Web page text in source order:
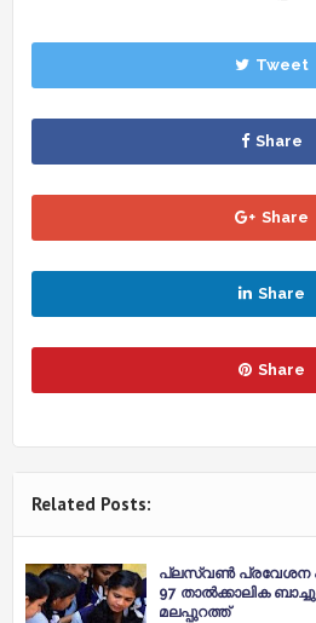
Tweet
Share
Share
Share
Share
Related Posts:
പ്ലസ്‌വണ്‍ പ്രവേശന
97 താല്‍ക്കാലിക
മലപ്പുറത്ത്